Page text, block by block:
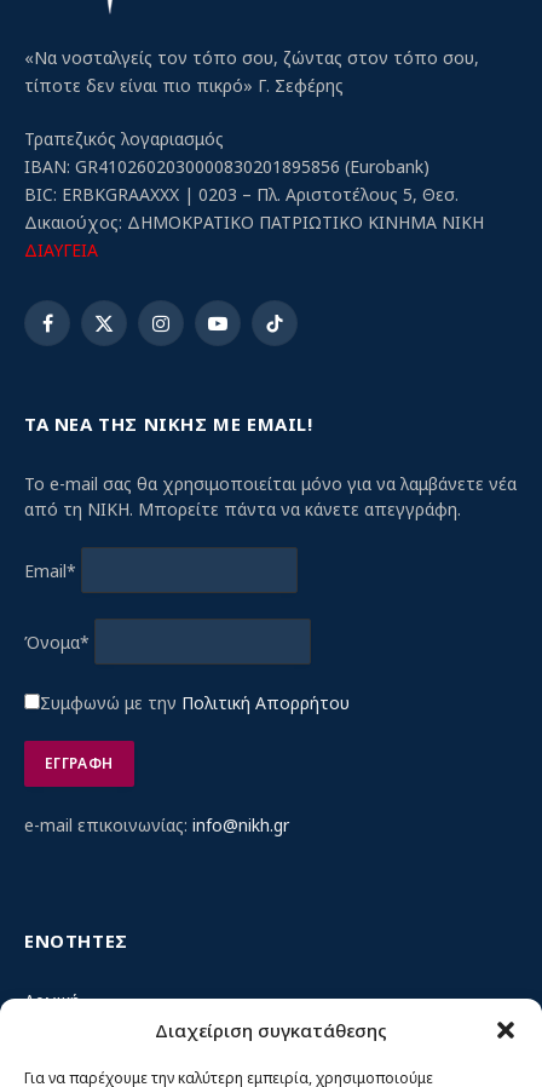
Διαχείριση συγκατάθεσης
Για να παρέχουμε την καλύτερη εμπειρία, χρησιμοποιούμε
«Να νοσταλγείς τον τόπο σου, ζώντας στον τόπο σου,
τίποτε δεν είναι πιο πικρό» Γ. Σεφέρης
Τραπεζικός λογαριασμός
IBAN: GR4102602030000830201895856 (Eurobank)
BIC: ERBKGRAAXXX | 0203 – Πλ. Αριστοτέλους 5, Θεσ.
Δικαιούχος: ΔΗΜΟΚΡΑΤΙΚΟ ΠΑΤΡΙΩΤΙΚΟ ΚΙΝΗΜΑ ΝΙΚΗ
ΔΙΑΥΓΕΙΑ
Facebook
X
InstagramYouTubeTikTok
ΤΑ ΝΕΑ ΤΗΣ ΝΙΚΗΣ ΜΕ EMAIL!
Το e-mail σας θα χρησιμοποιείται μόνο για να λαμβάνετε νέα
από τη ΝΙΚΗ. Μπορείτε πάντα να κάνετε απεγγράφη.
Email*
Όνομα*
Συμφωνώ με την Πολιτική Απορρήτου
e-mail επικοινωνίας: info@nikh.gr
ΕΝΟΤΗΤΕΣ
Αρχική
Κίνημα ΝΙΚΗ – Ποιοι είμαστε, αρχές & δράση
Θέσεις